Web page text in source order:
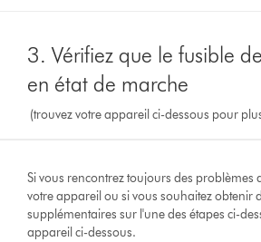
3. Vérifiez que le fusible
en état de marche
(trouvez votre appareil ci-dessous pour
Si vous rencontrez toujours des problèmes
votre appareil ou si vous souhaitez obtenir
supplémentaires sur l'une des étapes ci-
appareil ci-dessous.